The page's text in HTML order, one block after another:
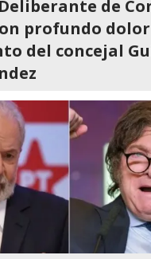
de
profundo
del concejal